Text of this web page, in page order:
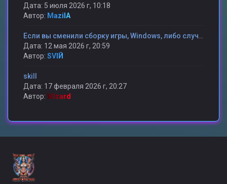
Дата: 5 июля 2026 г, 10:18
Автор: MazilA
Дата: 12 мая 2026 г, 20:59
Автор: SVIЙ
skill
Дата: 17 февраля 2026 г, 20:27
Автор: Wizard